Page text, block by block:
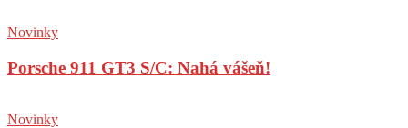
Novinky
Porsche 911 GT3 S/C: Nahá vášeň!
Novinky